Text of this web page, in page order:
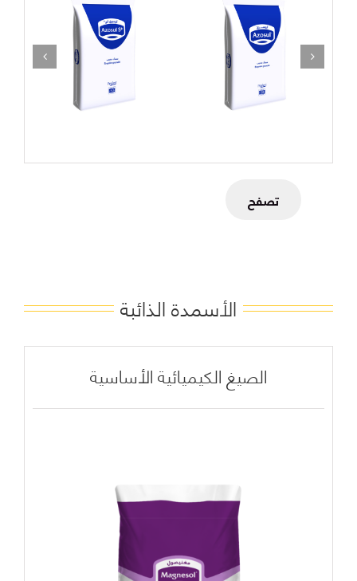
تصفح
الأسمدة الذائبة
الصيغ الكيميائية الأساسية